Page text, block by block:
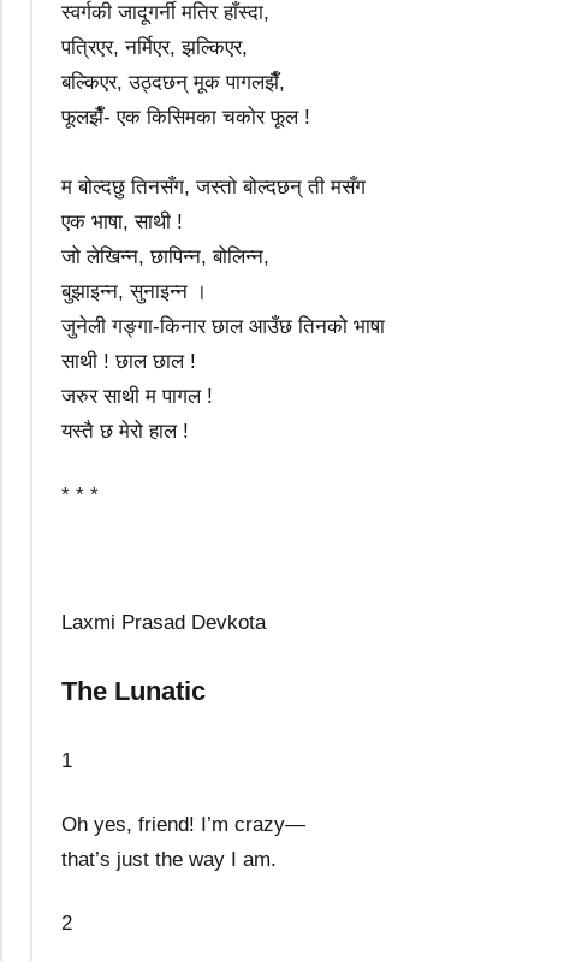
स्वर्गकी जादूगर्नी मतिर हाँस्दा,
पत्रिएर, नर्मिएर, झल्किएर,
बल्किएर, उठ्दछन् मूक पागलझैँ,
फूलझैँ- एक किसिमका चकोर फूल !
म बोल्दछु तिनसँग, जस्तो बोल्दछन् ती मसँग
एक भाषा, साथी !
जो लेखिन्न, छापिन्न, बोलिन्न,
बुझाइन्न, सुनाइन्न ।
जुनेली गङ्गा-किनार छाल आउँछ तिनको भाषा
साथी ! छाल छाल !
जरुर साथी म पागल !
यस्तै छ मेरो हाल !
* * *
Laxmi Prasad Devkota
The Lunatic
1
Oh yes, friend! I’m crazy—
that’s just the way I am.
2